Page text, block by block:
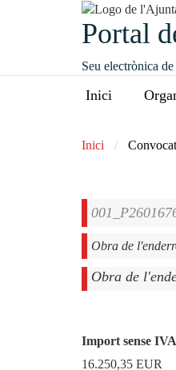
Portal
Seu electrònica
Inici
Inici
Obra de
Obra de
Import sense IVA
16.250,35 EUR